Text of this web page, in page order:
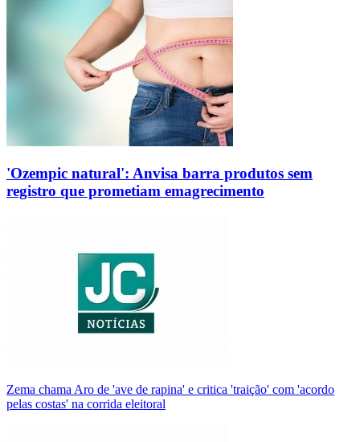
'Ozempic natural': Anvisa barra produtos sem
registro que prometiam emagrecimento
Zema chama Aro de 'ave de rapina' e critica 'traição' com 'acordo
pelas costas' na corrida eleitoral